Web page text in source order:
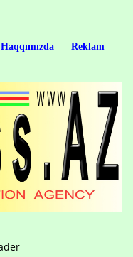
Haqqımızda
Reklam